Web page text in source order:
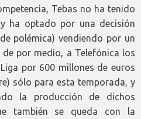
Tebas no ha tenido
ha optado por una decisión
polémica) vendiendo por un
por medio, a Telefónica los
por 600 millones de euros
sólo para esta temporada, y
la producción de dichos
también se queda con la